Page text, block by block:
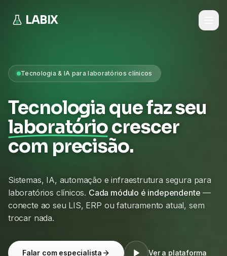
LABIX
Tecnologia & IA para laboratórios clínicos
Tecnologia que faz seu
laboratóriocrescer
com precisão.
Sistemas, IA, automação e infraestrutura segura para
laboratórios clínicos. Cada módulo é independente —
conecte ao seu LIS, ERP ou faturamento atual, sem
trocar nada.
Falar com especialista Ver a plataforma